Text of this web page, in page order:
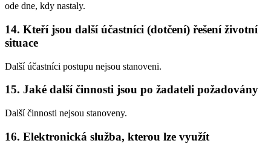
ode dne, kdy nastaly.
14. Kteří jsou další účastníci (dotčení) řešení životní
situace
Další účastníci postupu nejsou stanoveni.
15. Jaké další činnosti jsou po žadateli požadovány
Další činnosti nejsou stanoveny.
16. Elektronická služba, kterou lze využít